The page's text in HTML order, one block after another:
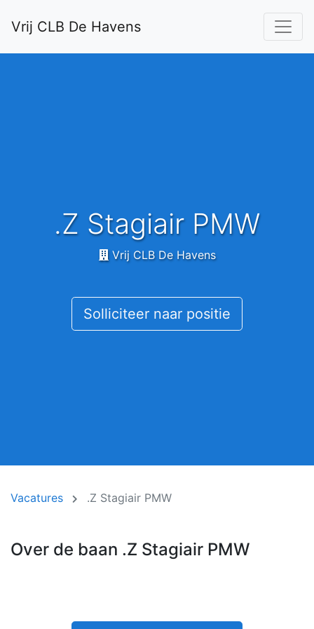
Vrij CLB De Havens
.Z Stagiair PMW
Vrij CLB De Havens
Solliciteer naar positie
Vacatures .Z Stagiair PMW
Over de baan .Z Stagiair PMW